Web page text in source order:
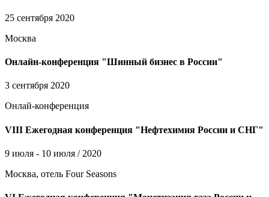
25 сентября 2020
Москва
Онлайн-конференция "Шинный бизнес в России"
3 сентября 2020
Онлай-конференция
VIII Ежегодная конференция "Нефтехимия России и СНГ"
9 июля - 10 июля / 2020
Москва, отель Four Seasons